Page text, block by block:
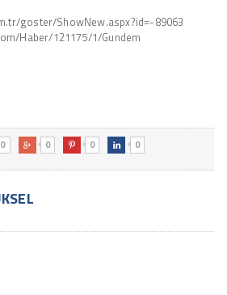
goster/ShowNew.aspx?id=-89063
Haber/121175/1/Gundem
0  0  0  0